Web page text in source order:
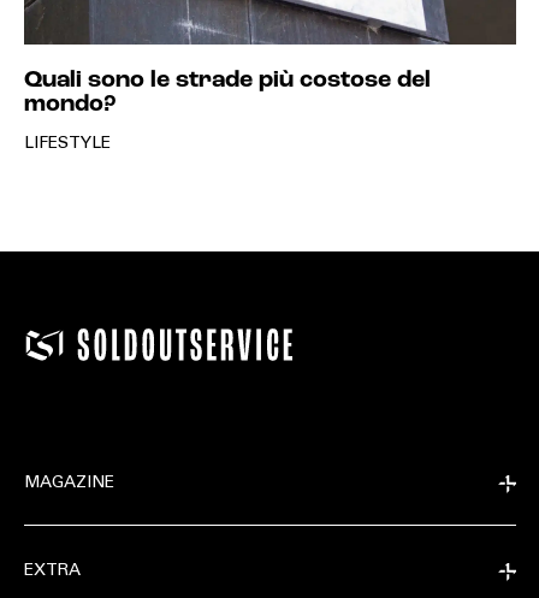
Quali sono le strade più costose del
mondo?
LIFESTYLE
MAGAZINE
EXTRA